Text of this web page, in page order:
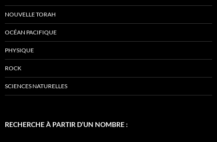
NOUVELLE TORAH
OCÉAN PACIFIQUE
PHYSIQUE
ROCK
SCIENCES NATURELLES
RECHERCHE À PARTIR D’UN NOMBRE :